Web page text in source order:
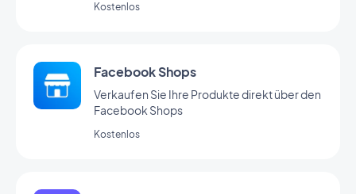
Kostenlos
Facebook Shops
Verkaufen Sie Ihre Produkte direkt über den
Facebook Shops
Kostenlos